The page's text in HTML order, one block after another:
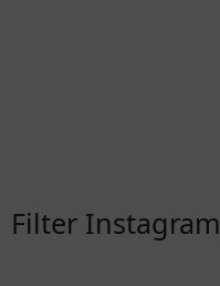
Filter Instagram